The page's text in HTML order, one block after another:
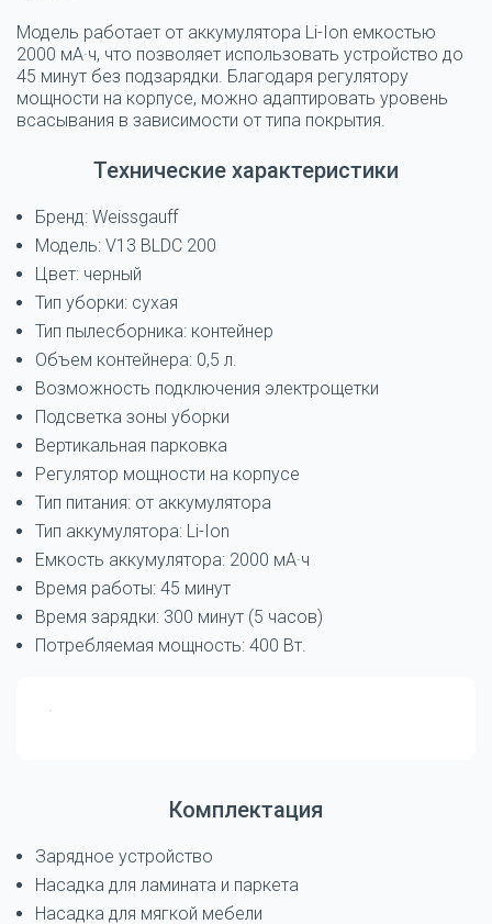
Модель работает от аккумулятора Li-Ion емкостью
2000 мА·ч, что позволяет использовать устройство до
45 минут без подзарядки. Благодаря регулятору
мощности на корпусе, можно адаптировать уровень
всасывания в зависимости от типа покрытия.
Технические характеристики
Бренд: Weissgauff
Модель: V13 BLDC 200
Цвет: черный
Тип уборки: сухая
Тип пылесборника: контейнер
Объем контейнера: 0,5 л.
Возможность подключения электрощетки
Подсветка зоны уборки
Вертикальная парковка
Регулятор мощности на корпусе
Тип питания: от аккумулятора
Тип аккумулятора: Li-Ion
Емкость аккумулятора: 2000 мА·ч
Время работы: 45 минут
Время зарядки: 300 минут (5 часов)
Потребляемая мощность: 400 Вт.
Комплектация
Зарядное устройство
Насадка для ламината и паркета
Насадка для мягкой мебели